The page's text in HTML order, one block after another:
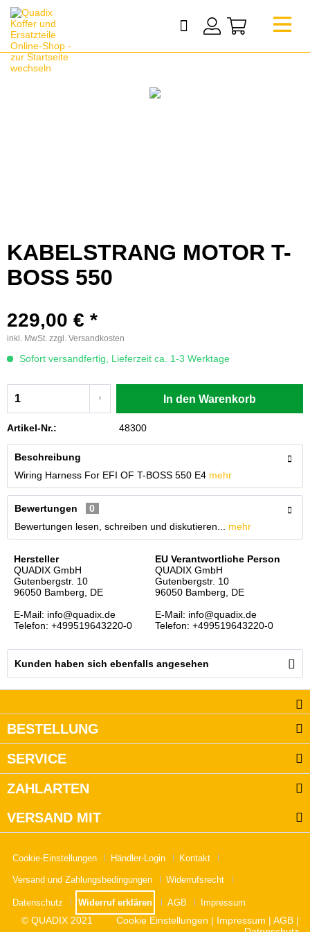
KABELSTRANG MOTOR T-
BOSS 550
229,00 € *
inkl. MwSt. zzgl. Versandkosten
Sofort versandfertig, Lieferzeit ca. 1-3 Werktage
In den Warenkorb
Artikel-Nr.: 48300
Beschreibung
Wiring Harness For EFI OF T-BOSS 550 E4 mehr
Bewertungen
0
Bewertungen lesen, schreiben und diskutieren...
mehr
Hersteller
QUADIX GmbH
Gutenbergstr. 10
96050 Bamberg, DE
E-Mail: info@quadix.de
Telefon: +499519643220-0
EU Verantwortliche Person
QUADIX GmbH
Gutenbergstr. 10
96050 Bamberg, DE
E-Mail: info@quadix.de
Telefon: +499519643220-0
Kunden haben sich ebenfalls angesehen
BESTELLUNG
SERVICE
ZAHLARTEN
VERSAND MIT
Cookie-Einstellungen Händler-Login Kontakt
Versand und Zahlungsbedingungen Widerrufsrecht
Datenschutz Widerruf erklären AGB Impressum
© QUADIX 2021 Cookie Einstellungen | Impressum | AGB |